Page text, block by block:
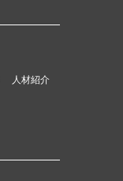
人材紹介